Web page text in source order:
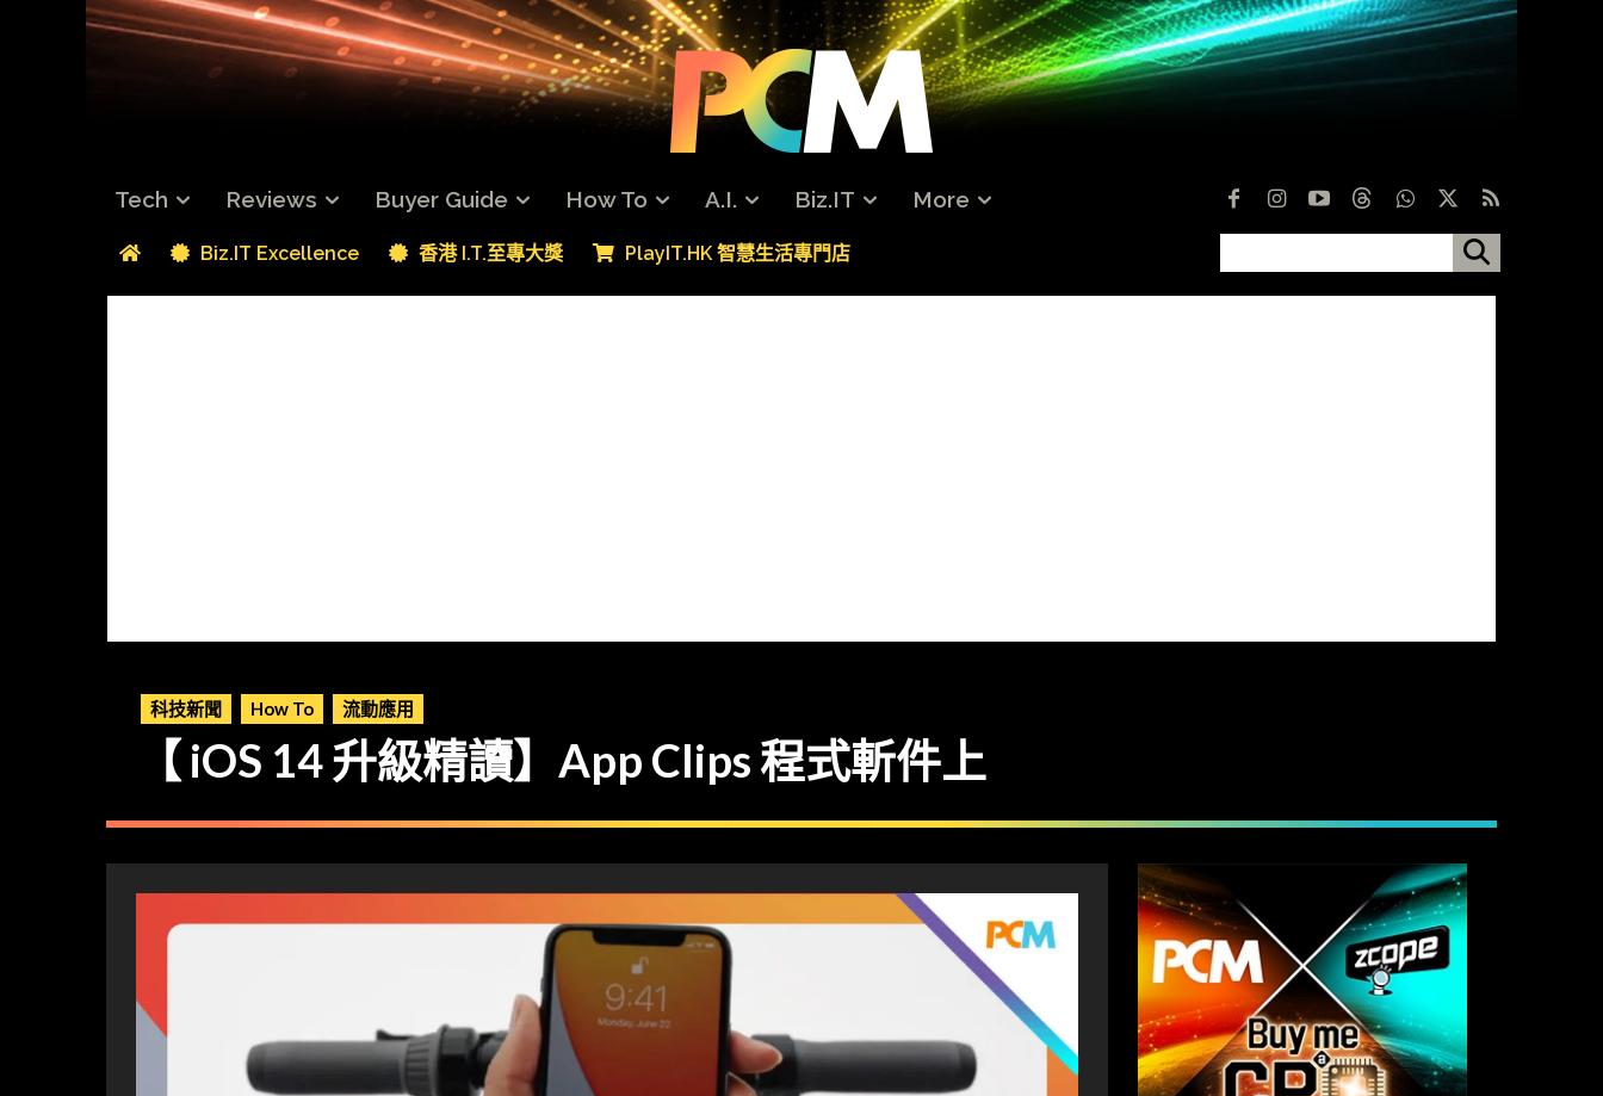
Tech Reviews Buyer Guide How To A.I. Biz.IT More
Biz.IT Excellence 香港 I.T.至專大獎 PlayIT.HK 智慧生活專門店
科技新聞 How To 流動應用
【 iOS 14 升級精讀】App Clips 程式斬件上